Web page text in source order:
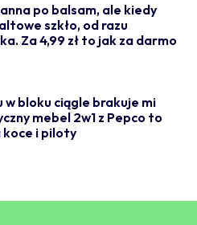
po balsam, ale kiedy
szkło, od razu
Za 4,99 zł to jak za darmo
w bloku ciągle brakuje mi
mebel 2w1 z Pepco to
koce i piloty